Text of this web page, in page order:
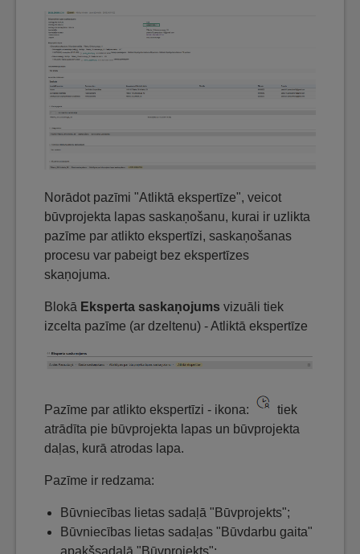
Norādot pazīmi "Atliktā ekspertīze", veicot
būvprojekta lapas saskaņošanu, kurai ir uzlikta
pazīme par atlikto ekspertīzi, saskaņošanas
procesu var pabeigt bez ekspertīzes
skaņojuma.
Blokā Eksperta saskaņojums vizuāli tiek
izcelta pazīme (ar dzeltenu) - Atliktā ekspertīze
Pazīme par atlikto ekspertīzi - ikona:
tiek
atrādīta pie būvprojekta lapas un būvprojekta
daļas, kurā atrodas lapa.
Pazīme ir redzama:
Būvniecības lietas sadaļā "Būvprojekts";
Būvniecības lietas sadaļas "Būvdarbu gaita"